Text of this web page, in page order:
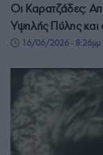
Οι Καρατζάδες:
Υψηλής Πύλης και
16/06/2026 - 8:26μμ